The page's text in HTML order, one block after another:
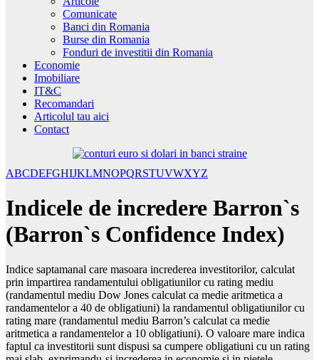
Comunicate
Banci din Romania
Burse din Romania
Fonduri de investitii din Romania
Economie
Imobiliare
IT&C
Recomandari
Articolul tau aici
Contact
ABCDEFGHIJKLMNOPQRSTUVWXYZ
Indicele de incredere Barron`s
(Barron`s Confidence Index)
Indice saptamanal care masoara increderea investitorilor, calculat
prin impartirea randamentului obligatiunilor cu rating mediu
(randamentul mediu Dow Jones calculat ca medie aritmetica a
randamentelor a 40 de obligatiuni) la randamentul obligatiunilor cu
rating mare (randamentul mediu Barron’s calculat ca medie
aritmetica a randamentelor a 10 obligatiuni). O valoare mare indica
faptul ca investitorii sunt dispusi sa cumpere obligatiuni cu un rating